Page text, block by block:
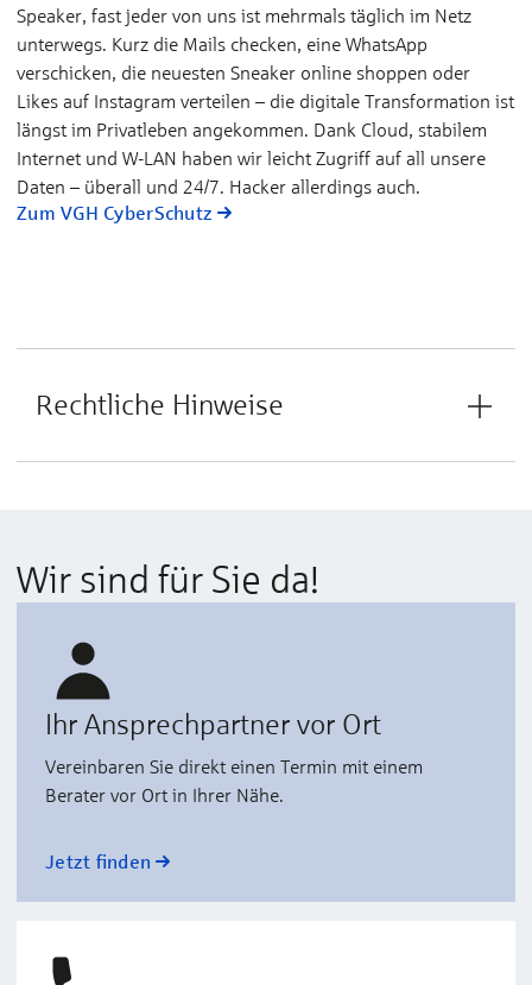
Speaker, fast jeder von uns ist mehrmals täglich im Netz
unterwegs. Kurz die Mails checken, eine WhatsApp
verschicken, die neuesten Sneaker online shoppen oder
Likes auf Instagram verteilen – die digitale Transformation ist
längst im Privatleben angekommen. Dank Cloud, stabilem
Internet und W-LAN haben wir leicht Zugriff auf all unsere
Daten – überall und 24/7. Hacker allerdings auch.
Zum VGH CyberSchutz
Rechtliche Hinweise
Wir sind für Sie da!
Ihr Ansprechpartner vor Ort
Vereinbaren Sie direkt einen Termin mit einem
Berater vor Ort in Ihrer Nähe.
Jetzt finden